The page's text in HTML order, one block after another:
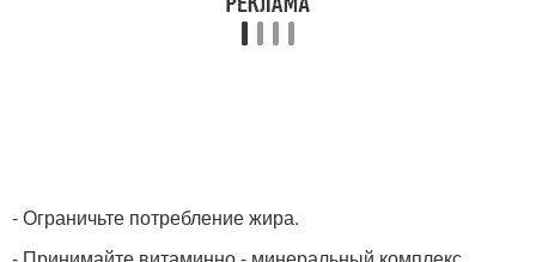
- Ограничьте потребление жира.